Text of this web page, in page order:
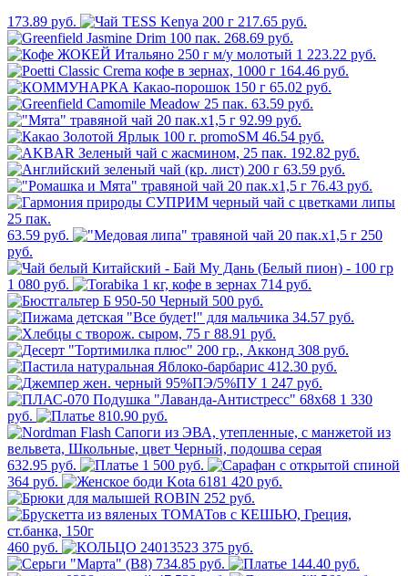
173.89 руб.
217.65 руб.
268.69 руб.
1 223.22 руб.
164.46 руб.
65.02 руб.
63.59 руб.
92.99 руб.
46.54 руб.
192.82 руб.
63.59 руб.
76.43 руб.
63.59 руб.
250
руб.
1 080 руб.
714 руб.
500 руб.
34.57 руб.
88.91 руб.
308 руб.
412.30 руб.
1 247 руб.
1 330
руб.
810.90 руб.
632.95 руб.
1 500 руб.
364 руб.
420 руб.
252 руб.
460 руб.
375 руб.
734.85 руб.
144.40 руб.